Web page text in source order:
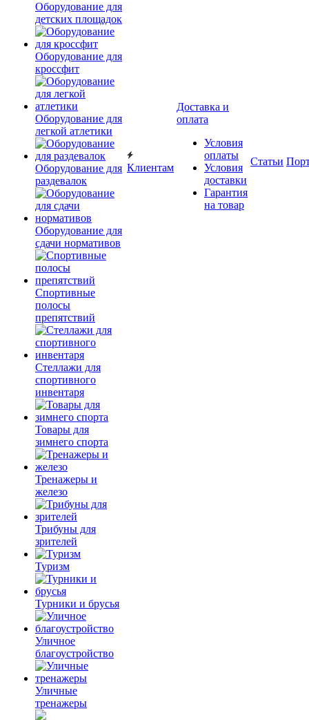
Оборудование для
детских площадок
Оборудование для
кроссфит
Оборудование для
легкой атлетики
Оборудование для
раздевалок
Оборудование для
сдачи нормативов
Спортивные
полосы
препятствий
Стеллажи для
спортивного
инвентаря
Товары для
зимнего спорта
Тренажеры и
железо
Трибуны для
зрителей
Туризм
Турники и брусья
Уличное
благоустройство
Уличные
тренажеры
Клиентам
Доставка и
оплата
Условия
оплаты
Условия
доставки
Гарантия
на товар
Статьи